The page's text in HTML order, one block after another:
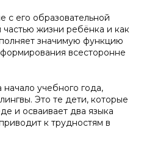
его образовательной
жизни ребёнка и как
значимую функцию
всесторонне
учебного года,
Это те дети, которые
и осваивает два языка
к трудностям в